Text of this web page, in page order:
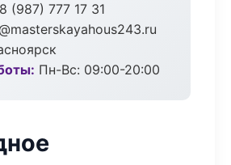
8 (987) 777 17 31
Пн-Вс: 09:00-20:00